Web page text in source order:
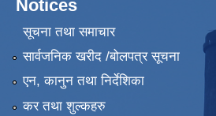
Notices
सूचना तथा समाचार
सार्वजनिक खरीद /बोलपत्र सूचना
एन, कानुन तथा निर्देशिका
कर तथा शुल्कहरु